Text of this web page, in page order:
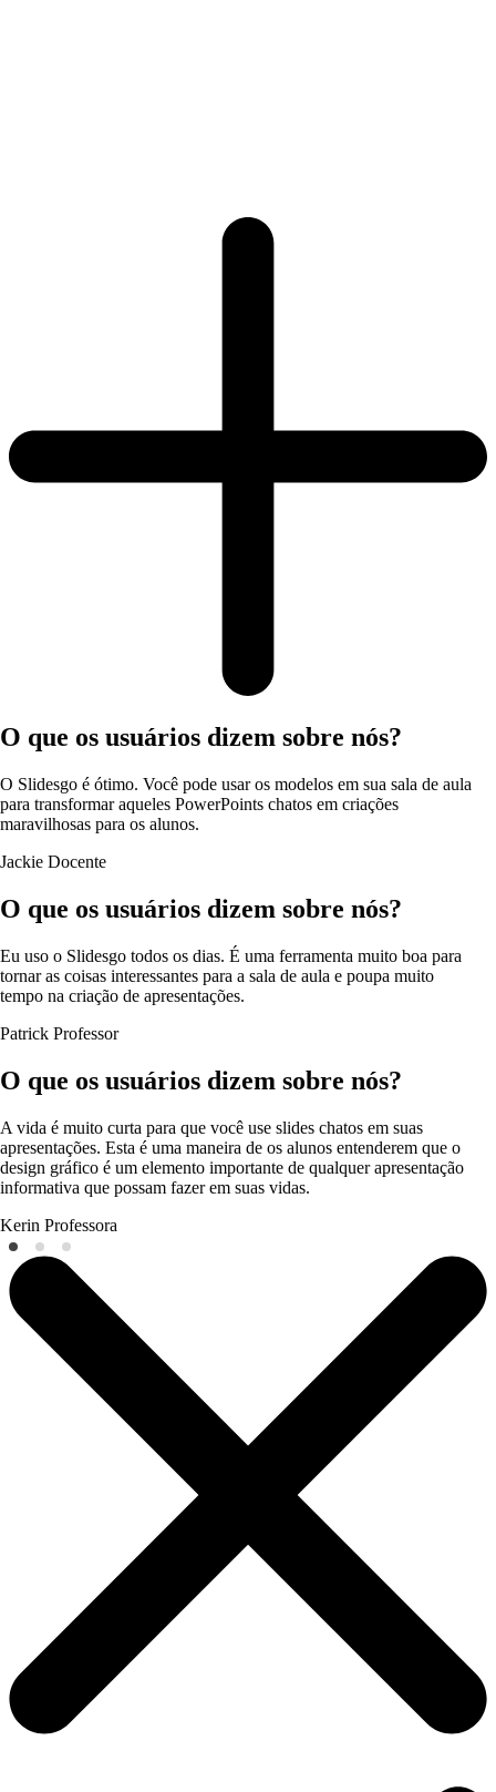
O que os usuários dizem sobre nós?
O Slidesgo é ótimo. Você pode usar os modelos em sua sala de aula
para transformar aqueles PowerPoints chatos em criações
maravilhosas para os alunos.
Jackie Docente
O que os usuários dizem sobre nós?
Eu uso o Slidesgo todos os dias. É uma ferramenta muito boa para
tornar as coisas interessantes para a sala de aula e poupa muito
tempo na criação de apresentações.
Patrick Professor
O que os usuários dizem sobre nós?
A vida é muito curta para que você use slides chatos em suas
apresentações. Esta é uma maneira de os alunos entenderem que o
design gráfico é um elemento importante de qualquer apresentação
informativa que possam fazer em suas vidas.
Kerin Professora